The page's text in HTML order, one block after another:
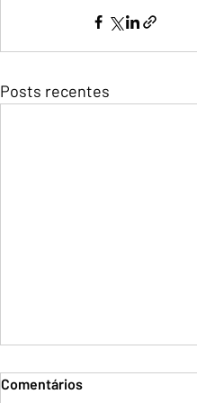
Posts recentes
Comentários